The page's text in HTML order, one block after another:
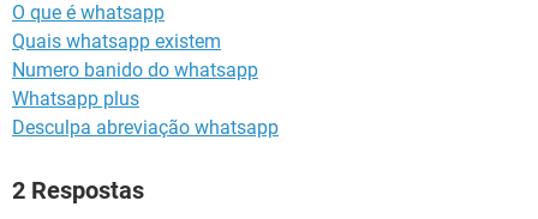
O que é whatsapp
Quais whatsapp existem
Numero banido do whatsapp
Whatsapp plus
Desculpa abreviação whatsapp
2 Respostas